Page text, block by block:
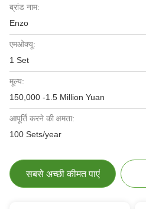
ब्रांड नाम:
Enzo
एमओक्यू:
1 Set
मूल्य:
150,000 -1.5 Million Yuan
आपूर्ति करने की क्षमता:
100 Sets/year
सबसे अच्छी कीमत पाएं